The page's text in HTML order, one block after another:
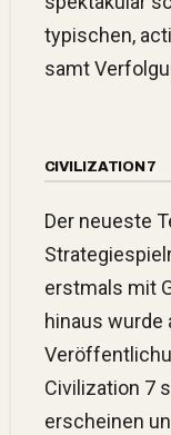
typischen,
samt
CIVILIZATION 7
Der neueste Teil der bekannten 4X-
erstmals mit
hinaus wurde
Civilization 7
erscheinen